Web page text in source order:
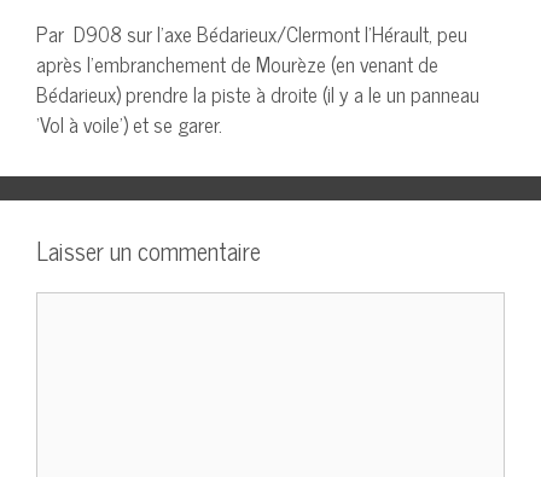
Par D908 sur l’axe Bédarieux/Clermont l’Hérault, peu
après l’embranchement de Mourèze (en venant de
Bédarieux) prendre la piste à droite (il y a le un panneau
‘Vol à voile’) et se garer.
Laisser un commentaire